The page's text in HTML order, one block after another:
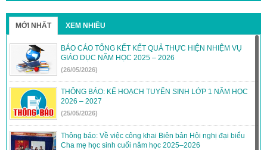
MỚI NHẤT XEM NHIỀU
BÁO CÁO TỔNG KẾT KẾT QUẢ THỰC HIỆN NHIỆM VỤ
GIÁO DỤC NĂM HỌC 2025 – 2026
(26/05/2026)
THÔNG BÁO: KẾ HOẠCH TUYỂN SINH LỚP 1 NĂM HỌC
2026 – 2027
(25/05/2026)
Thông báo: Về việc công khai Biên bản Hội nghị đại biểu
Cha mẹ học sinh cuối năm học 2025–2026